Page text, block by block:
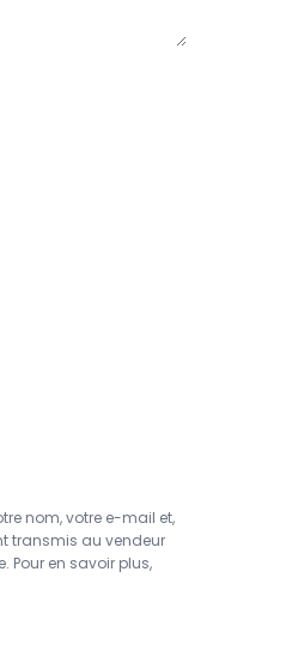
nom, votre e-mail et,
transmis au vendeur
Pour en savoir plus,